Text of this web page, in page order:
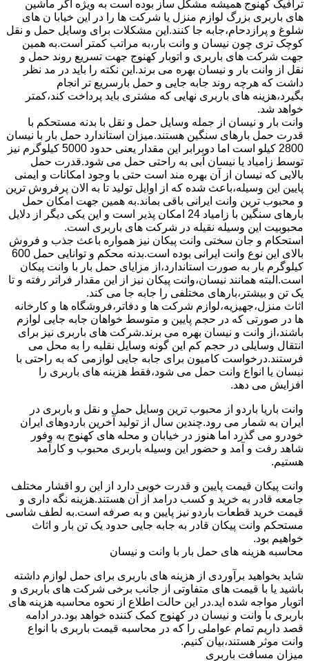
ترافیک کهنوج همیشه مشکل ساز بوده است به ویژه اگر ماشین
های باربری بزرگ لوازم منزل یا شرکت ها را در این خیابا ن های
شلوغ و پرازدحام،جابه جا کنند.این مشکلات برای وسایل حمل و نقل
کوچک تری چون نیسان و وانت بار،به مراتب کمتر است.به همین
جهت شرکت های باربری و اتوبار کهنوج جهت تسریع روند حمل و
نقل از وانت بار و نیسان بهره می برند.این نکته را باید در مد نظر
داشت که هرچه روند جابه جایی و حمل بارسریع تر انجام
بگیرد،هزینه های باربری نهایی که مشتری باید پرداخت کند،کمتر
خواهد شد.
وانت بار و نیسان از جمله وسایل حمل و نقل با بدنه مستحکم با
قدرت حمل بارهای سنگین هستند.میزان استاندارد حمل بار با نیسان
2800 کیلو است اما دوبرابر این مقدار یعنی حدود 5000 کیلوگرم نیز
توسط زامیاد یا نیسان آبی به راحتی حمل می شود.قدرت حمل
بالایی که نیسان از آن بهره مند است حتی با وجود امکانات و ایمنی
پایین این وسیله،باعث شده که از اوایل تولید تا به الان پرفروش ترین
و محبوب ترین وانت ایرانی باقی بماند.به همین جهت امکان حمل
بارهای سنگین با زامیاد 24 امکان پذیر است و این یکی دیگر از دلایل
محبوبیت این وسیله نقیله در شرکت های باربری است.
استحکام و جان سختی وانت پیکان نیز همواره باعث جذب و فروش
بالای این نوع وانت ایرانی بوده است.بدنه محکم و توانایی حمل 600
کیلوگرم بار به صورت استاندارد،از مزایای حمل بار با وانت پیکان
است.البته همانند نیسان،وانت پیکان نیز از این مقدار فراتر رفته و تا
یک تن و بیشتر،بارهای مختلفی را جابه جا می کند.
اثاث منزل،جهیزیه،لوازم شرکت ها و دفاتر،فروشگاه ها و کارخانه
ها در صورتی که در حجم پایین و متوسط خواهان جابه جایی لوازم
باشند،از وانت و نیسان بهره می برند.شرکت های باربری نیز برای
انتقال وسایلی در حجم کم این گونه وسایل نقلیه را به محل می
فرستند.درخواست کامیون برای جابه جایی لوازمی که به راحتی با
نیسان یا انواع وانت حمل می شود،فقط هزینه های باربری را
افزایش می دهد.
وانت باریا باردو از محبوب ترین وسایل حمل و نقل و باربری در
ایران به شمار می رود.چندین سال از تولید آخرین باردوهای ایران
خودرو می گذرد اما هنوز در خیابان و محله های کهنوج به وفور
شاهد رفت و آمد و حضور این وسیله باربری محبوب و کارآمد
هستیم.
وانت پیکان قیمت پایین و قدرت خوبی دارد از این رو اقشار مختلف
جامعه قادر به خرید و کسب درامد از آن هستند.هزینه نگه داری و
قیمت خرید قطعات باردو نیز پایین و به صرفه است.به لطف شاسی
مستحکم وانت پیکان قادر به جابه جایی حدود یک تن بار و اثاث
خواهیم بود.
محاسبه هزینه های حمل بار با وانت و نیسان
شاید بخواهید برآوردی از هزینه های باربری برای حمل لوازم داشته
باشید یا با قیمت های متفاوتی از جانب برخی شرکت های باربری و
اتوبار مواجه شده اید.در این حالت اطلاع از نحوه محاسبه هزینه های
باربری با وانت و نیسان در کهنوج کمک کننده خواهد بود.در ادامه
قصد داریم تمام عواملی را که در محاسبه قیمت باربری با انواع
وانت موثر هستند،بیان کنیم.
میزان مسافت باربری